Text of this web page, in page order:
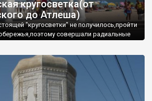
кругосветка(от
до Атлеша)
"кругосветки" не получилось,пройти
совершали радиальные